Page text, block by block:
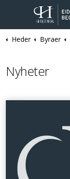
Heder Byraer
Nyheter